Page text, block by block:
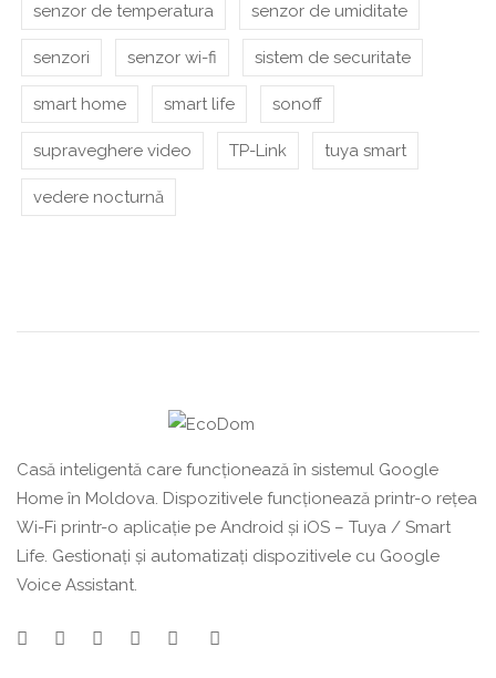
senzor de temperatura senzor de umiditate
senzori senzor wi-fi sistem de securitate
smart home smart life sonoff
supraveghere video TP-Link tuya smart
vedere nocturnă
Casă inteligentă care funcționează în sistemul Google
Home în Moldova. Dispozitivele funcționează printr-o rețea
Wi-Fi printr-o aplicație pe Android și iOS – Tuya / Smart
Life. Gestionați și automatizați dispozitivele cu Google
Voice Assistant.